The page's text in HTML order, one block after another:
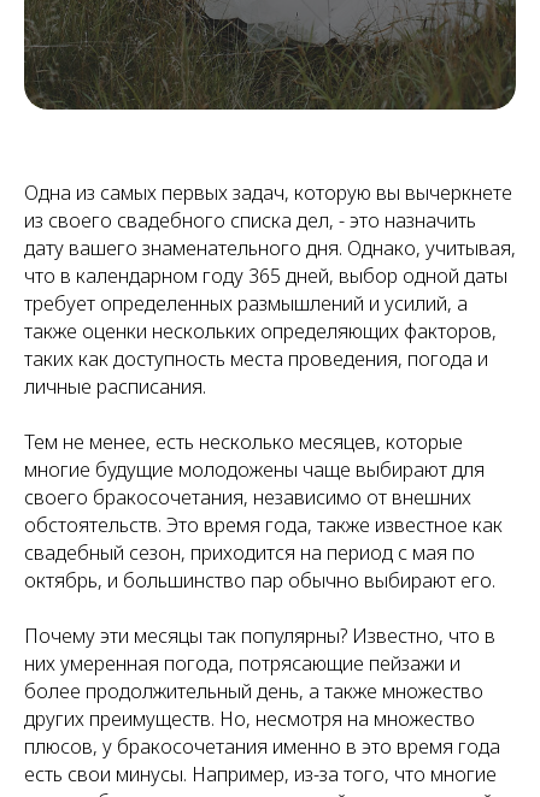
Одна из самых первых задач, которую вы вычеркнете
из своего свадебного списка дел, - это назначить
дату вашего знаменательного дня. Однако, учитывая,
что в календарном году 365 дней, выбор одной даты
требует определенных размышлений и усилий, а
также оценки нескольких определяющих факторов,
таких как доступность места проведения, погода и
личные расписания.
Тем не менее, есть несколько месяцев, которые
многие будущие молодожены чаще выбирают для
своего бракосочетания, независимо от внешних
обстоятельств. Это время года, также известное как
свадебный сезон, приходится на период с мая по
октябрь, и большинство пар обычно выбирают его.
Почему эти месяцы так популярны? Известно, что в
них умеренная погода, потрясающие пейзажи и
более продолжительный день, а также множество
других преимуществ. Но, несмотря на множество
плюсов, у бракосочетания именно в это время года
есть свои минусы. Например, из-за того, что многие